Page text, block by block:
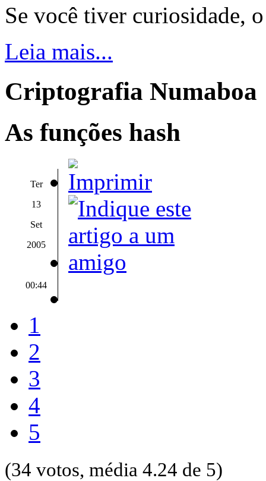
Se você tiver curiosidade,
Leia mais...
Criptografia Numaboa
As funções hash
Ter
13
Set
2005
00:44
1
2
3
4
5
(34 votos, média 4.24 de 5)